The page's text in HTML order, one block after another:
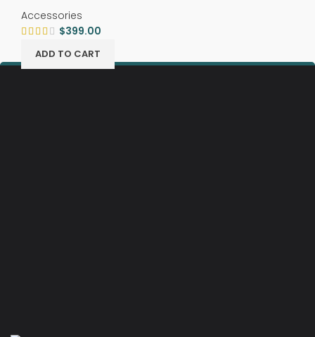
Accessories
$399.00
ADD TO CART